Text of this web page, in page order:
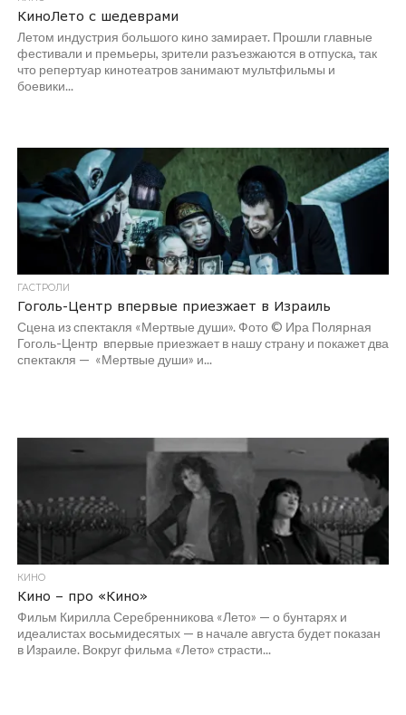
КиноЛето c шедеврами
Летом индустрия большого кино замирает. Прошли главные
фестивали и премьеры, зрители разъезжаются в отпуска, так
что репертуар кинотеатров занимают мультфильмы и
боевики...
ГАСТРОЛИ
Гоголь-Центр впервые приезжает в Израиль
Сцена из спектакля «Мертвые души». Фото © Ира Полярная
Гоголь-Центр впервые приезжает в нашу страну и покажет два
спектакля — «Мертвые души» и...
КИНО
Кино – про «Кино»
Фильм Кирилла Серебренникова «Лето» — о бунтарях и
идеалистах восьмидесятых — в начале августа будет показан
в Израиле. Вокруг фильма «Лето» страсти...